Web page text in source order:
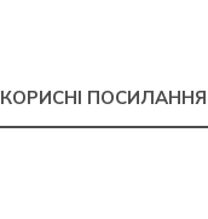
КОРИСНІ ПОСИЛАННЯ